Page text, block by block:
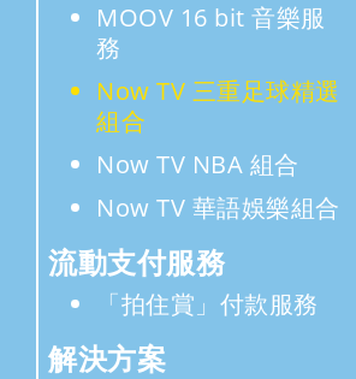
MOOV 16 bit 音樂服
務
Now TV 三重足球精選
組合
Now TV NBA 組合
Now TV 華語娛樂組合
流動支付服務
「拍住賞」付款服務
解決方案